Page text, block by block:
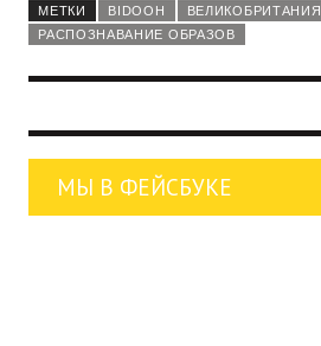
МЕТКИ
BIDOOH
ВЕЛИКОБРИТАНИЯ
РАСПОЗНАВАНИЕ ОБРАЗОВ
МЫ В ФЕЙСБУКЕ